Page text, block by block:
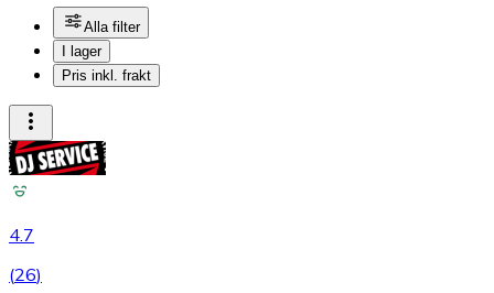
Alla filter
I lager
Pris inkl. frakt
4.7
(26)